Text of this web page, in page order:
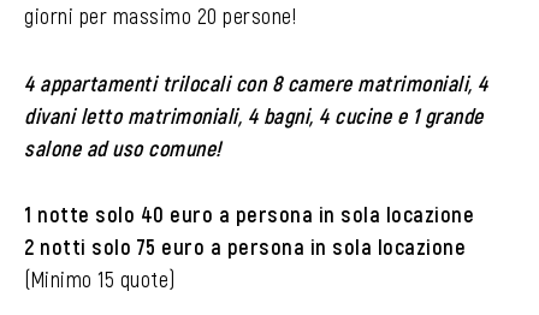
giorni per massimo 20 persone!
4 appartamenti trilocali con 8 camere matrimoniali, 4
divani letto matrimoniali, 4 bagni, 4 cucine e 1 grande
salone ad uso comune!
1 notte solo 40 euro a persona in sola locazione
2 notti solo 75 euro a persona in sola locazione
(Minimo 15 quote)